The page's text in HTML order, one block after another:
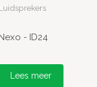
Nexo - ID24
Lees meer